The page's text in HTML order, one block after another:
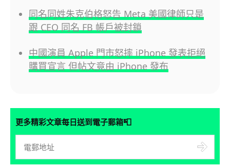
同名同姓朱克伯格怒告 Meta 美國律師只是
跟 CEO 同名 FB 帳戶被封鎖
中國演員 Apple 門市怒摔 iPhone 發表拒絕
購買宣言 但帖文竟由 iPhone 發布
更多精彩文章每日送到電子郵箱📮